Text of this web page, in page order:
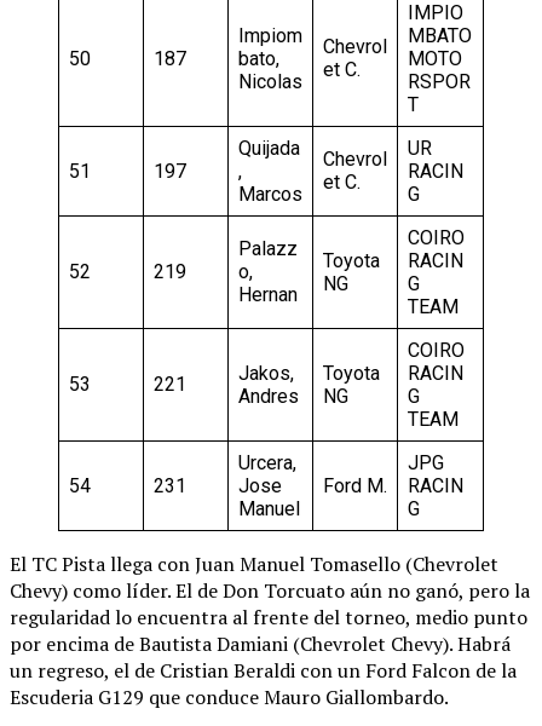
50 187
Impiom
bato,
Nicolas
Chevrol
et C.
IMPIO
MBATO
MOTO
RSPOR
T
51 197
Quijada
,
Marcos
Chevrol
et C.
UR
RACIN
G
52 219
Palazz
o,
Hernan
Toyota
NG
COIRO
RACIN
G
TEAM
53 221
Jakos,
Andres
Toyota
NG
COIRO
RACIN
G
TEAM
54 231
Urcera,
Jose
Manuel
Ford M.
JPG
RACIN
G
El TC Pista llega con Juan Manuel Tomasello (Chevrolet
Chevy) como líder. El de Don Torcuato aún no ganó, pero la
regularidad lo encuentra al frente del torneo, medio punto
por encima de Bautista Damiani (Chevrolet Chevy). Habrá
un regreso, el de Cristian Beraldi con un Ford Falcon de la
Escuderia G129 que conduce Mauro Giallombardo.